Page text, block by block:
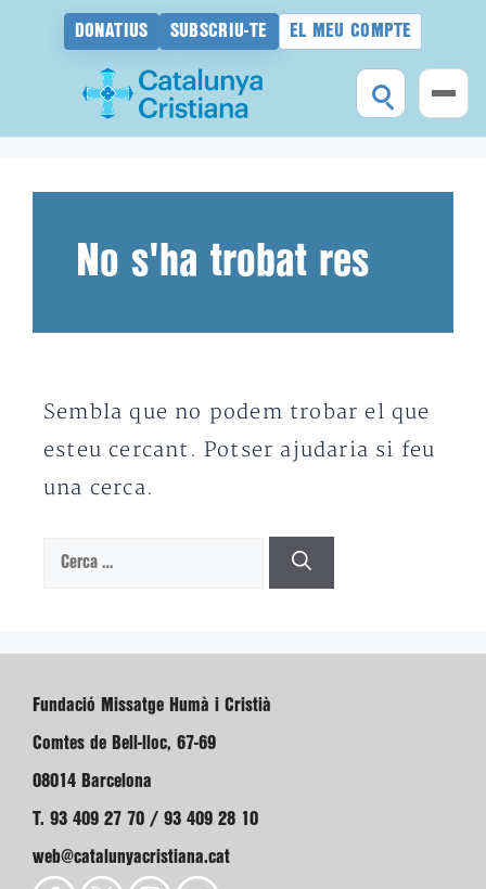
DONATIUS SUBSCRIU-TE EL MEU COMPTE
No s'ha trobat res
Sembla que no podem trobar el que
esteu cercant. Potser ajudaria si feu
una cerca.
Cerca:
Fundació Missatge Humà i Cristià
Comtes de Bell-lloc, 67-69
08014 Barcelona
T. 93 409 27 70 / 93 409 28 10
web@catalunyacristiana.cat